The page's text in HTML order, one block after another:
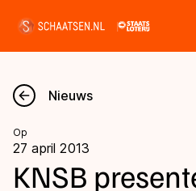
Nieuws
Kalender
Nieuws
Op
27 april 2013
KNSB